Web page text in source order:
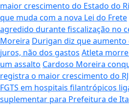
maior crescimento do Estado do
que muda com a nova Lei do Frete
agredido durante fiscalização no
Moreira Durigan diz que
juros, não dos gastos Atleta
um assalto Cardoso Moreira
registra o maior crescimento do RJ
FGTS em hospitais filantrópicos
suplementar para Prefeitura de